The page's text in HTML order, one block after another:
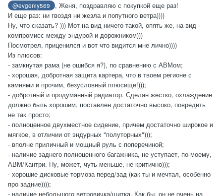
@evgeniy569
, Женя, поздравляю с покупкой еще раз!
И еще раз: ни гвоздя ни жезла и попутного ветра))))
Ну, что сказать? ))) Мот на вид ничего такой, опять же, на вид -
компромисс между эндурой и дорожником)))
Посмотрел, приценился и вот что видится мне лично))))
Из плюсов:
- замкнутая рама (не ошибся я?), по сравнению с АВМом;
- хорошая, добротная защита картера, что в твоем регионе с
камнями и прочим, безусловный плюсище!)));
- добротный и продуманный радиатор. Сделан жестко, охлаждение
должно быть хорошим, поставлен достаточно высоко, повредить
не так просто;
- полноценное двухместное сидение, причем достаточно широкое и
мягкое, в отличии от эндурных "полуторных")));
- вполне приличный и мощный руль с поперечиной;
- наличие заднего полноценного багажника, не уступает, по-моему,
АВМ/Кантри. Ну, может, чуть меньше, не критично)));
- хорошие дисковые тормоза перед/зад (как ты и мечтал, особенно
про задние))));
- наличие небольшого ветровичка/щитка. Как бы, он не очень на